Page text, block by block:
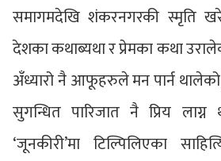
समागमदेखि शंकरनगरकी स्मृति
देशका कथाब्यथा र प्रेमका कथा
अँध्यारो नै आफूहरुले मन पार्न
सुगन्धित पारिजात नै प्रिय लाग्न
‘जूनकीरी’मा टिल्पिलिएका